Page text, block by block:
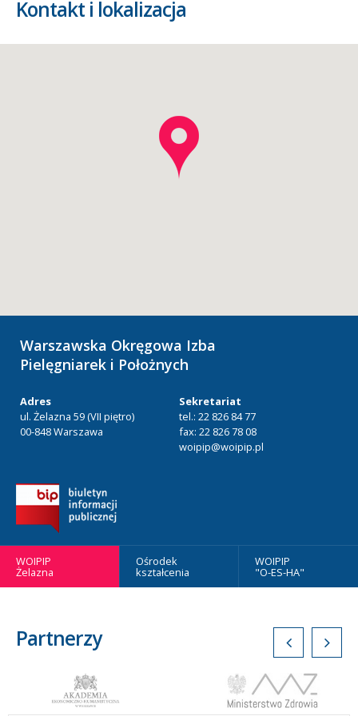
Kontakt i lokalizacja
Warszawska Okręgowa Izba
Pielęgniarek i Położnych
Adres
ul. Żelazna 59 (VII piętro)
00-848 Warszawa
Sekretariat
tel.: 22 826 84 77
fax: 22 826 78 08
woipip@woipip.pl
WOIPIP
Żelazna
Ośrodek
kształcenia
WOIPIP
"O-ES-HA"
Partnerzy